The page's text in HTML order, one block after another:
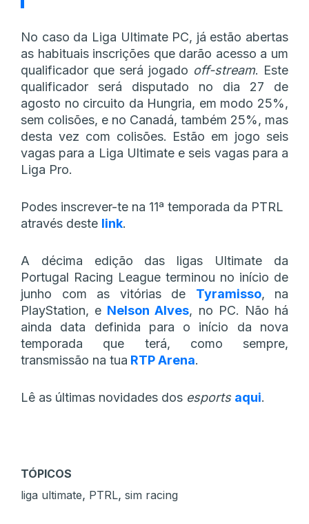
No caso da Liga Ultimate PC, já estão abertas
as habituais inscrições que darão acesso a um
qualificador que será jogado off-stream. Este
qualificador será disputado no dia 27 de
agosto no circuito da Hungria, em modo 25%,
sem colisões, e no Canadá, também 25%, mas
desta vez com colisões. Estão em jogo seis
vagas para a Liga Ultimate e seis vagas para a
Liga Pro.
Podes inscrever-te na 11ª temporada da PTRL
através deste link.
A décima edição das ligas Ultimate da
Portugal Racing League terminou no início de
junho com as vitórias de Tyramisso, na
PlayStation, e Nelson Alves, no PC. Não há
ainda data definida para o início da nova
temporada que terá, como sempre,
transmissão na tua RTP Arena.
Lê as últimas novidades dos esports aqui.
TÓPICOS
liga ultimate, PTRL, sim racing